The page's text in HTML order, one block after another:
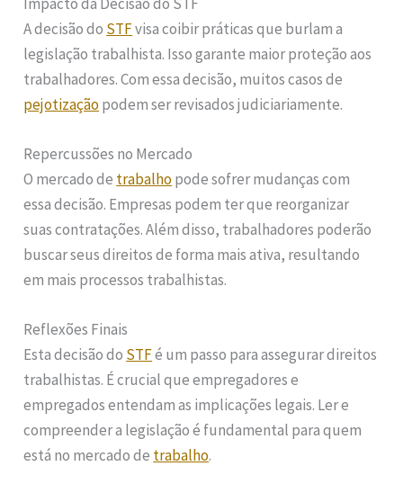
A decisão do STFvisa coibir práticas que burlam a
legislação trabalhista. Isso garante maior proteção aos
trabalhadores. Com essa decisão, muitos casos de
pejotizaçãopodem ser revisados judiciariamente.
Repercussões no Mercado
O mercado de trabalhopode sofrer mudanças com
essa decisão. Empresas podem ter que reorganizar
suas contratações. Além disso, trabalhadores poderão
buscar seus direitos de forma mais ativa, resultando
em mais processos trabalhistas.
Reflexões Finais
Esta decisão do STFé um passo para assegurar direitos
trabalhistas. É crucial que empregadores e
empregados entendam as implicações legais. Ler e
compreender a legislação é fundamental para quem
está no mercado de trabalho.